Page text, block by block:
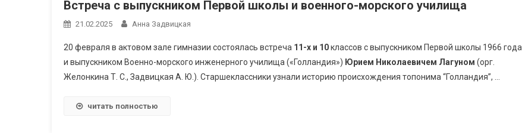
Встреча с выпускником Первой школы и военного-морского училища
21.02.2025 Анна Задвицкая
20 февраля в актовом зале гимназии состоялась встреча 11-х и 10классов с выпускником Первой школы 1966 года
и выпускником Военно-морского инженерного училища («Голландия») Юрием Николаевичем Лагуном (орг.
Желонкина Т. С., Задвицкая А. Ю.). Старшеклассники узнали историю происхождения топонима “Голландия”, …
читать полностью